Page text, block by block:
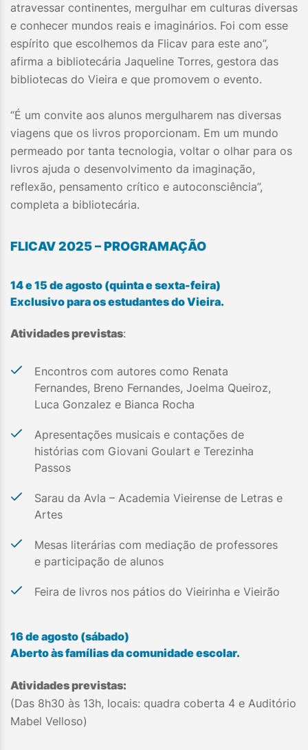
atravessar continentes, mergulhar em culturas diversas
e conhecer mundos reais e imaginários. Foi com esse
espírito que escolhemos da Flicav para este ano”,
afirma a bibliotecária Jaqueline Torres, gestora das
bibliotecas do Vieira e que promovem o evento.
“É um convite aos alunos mergulharem nas diversas
viagens que os livros proporcionam. Em um mundo
permeado por tanta tecnologia, voltar o olhar para os
livros ajuda o desenvolvimento da imaginação,
reflexão, pensamento crítico e autoconsciência”,
completa a bibliotecária.
FLICAV 2025 – PROGRAMAÇÃO
14 e 15 de agosto (quinta e sexta-feira)
Exclusivo para os estudantes do Vieira.
Atividades previstas:
Encontros com autores como Renata
Fernandes, Breno Fernandes, Joelma Queiroz,
Luca Gonzalez e Bianca Rocha
Apresentações musicais e contações de
histórias com Giovani Goulart e Terezinha
Passos
Sarau da Avla – Academia Vieirense de Letras e
Artes
Mesas literárias com mediação de professores
e participação de alunos
Feira de livros nos pátios do Vieirinha e Vieirão
16 de agosto (sábado)
Aberto às famílias da comunidade escolar.
Atividades previstas:
(Das 8h30 às 13h, locais: quadra coberta 4 e Auditório
Mabel Velloso)